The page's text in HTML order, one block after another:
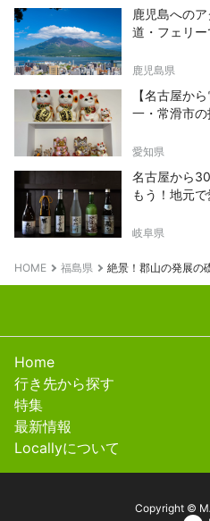
鹿児島への
道・フェリ
鹿児島県
【名古屋か
一・常滑市
愛知県
名古屋から
もう！地元
岐阜県
HOME 福島県 絶景！郡山の発展の
Home
行き先から探す
特集
最新情報
Locallyについて
Copyright ©